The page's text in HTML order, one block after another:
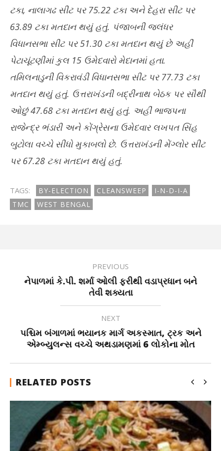
ટકા, નાલાગઢ સીટ પર 75.22 ટકા અને દેહરા સીટ પર
63.89 ટકા મતદાન થયું હતું. પંજાબની જલંધર
વિધાનસભા સીટ પર 51.30 ટકા મતદાન થયું છે અહીં
પેટાચૂંટણીમાં કુલ 15 ઉમેદવારો મેદાનમાં હતા.
તમિલનાડુની વિકરાવંડી વિધાનસભા સીટ પર 77.73 ટકા
મતદાન થયું હતું. ઉત્તરાખંડની બદ્રીનાથ બેઠક પર સૌથી
ઓછું 47.68 ટકા મતદાન થયું હતું. અહીં ભાજપના
રાજેન્દ્ર ભંડારી અને કોંગ્રેસના ઉમેદવાર લખપત સિંહ
બુટોલા વચ્ચે સીધો મુકાબલો છે. ઉત્તરાખંડની મેંગ્લોર સીટ
પર 67.28 ટકા મતદાન થયું હતું.
TAGS: BY-ELECTION CLEANSWEEP
I-N-D-I-A
TMC
WEST BENGAL
PREVIOUS
નેપાળમાં કે.પી. શર્મા ઓલી ફરીથી વડાપ્રધાન બને
તેવી શક્યતા
NEXT
પશ્ચિમ બંગાળમાં ભયાનક માર્ગ અકસ્માત, ટ્રક અને
એમ્બ્યુલન્સ વચ્ચે અથડામણમાં 6 લોકોના મોત
RELATED POSTS